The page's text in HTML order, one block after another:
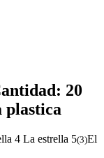
20
plastica
4 La estrella 5(3)El